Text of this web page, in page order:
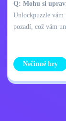
Q: Mohu si
Unlockpuzzle vám
pozadí, což vám
Nečinné hry